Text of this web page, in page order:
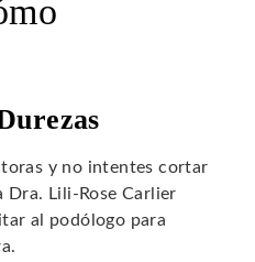
y no intentes cortar
Dra. Lili-Rose Carlier
al podólogo para